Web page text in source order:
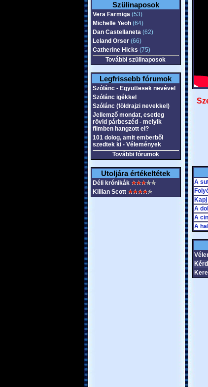
Szülinaposok
Vera Farmiga(53)
Michelle Yeoh(64)
Dan Castellaneta(62)
Leland Orser(66)
Catherine Hicks (75)
További szülinaposok
Legfrissebb fórumok
Szólánc - Együttesek nevével
Szólánc igékkel
Szólánc (földrajzi nevekkel)
Jellemző mondat, esetleg
rövid párbeszéd - melyik
filmben hangzott el?
101 dolog, amit emberből
szedtek ki - Vélemények
További fórumok
Utoljára értékeltétek
Déli krónikák
Killian Scott
A
A
A
A